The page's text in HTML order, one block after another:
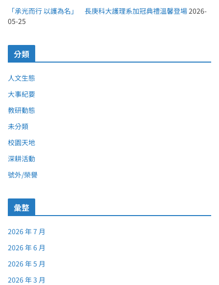
「承光而行 以護為名」 長庚科大護理系加冠典禮溫馨登場 2026-
05-25
分類
人文生態
大事紀要
教研動態
未分類
校園天地
深耕活動
號外/榮譽
彙整
2026 年 7 月
2026 年 6 月
2026 年 5 月
2026 年 3 月